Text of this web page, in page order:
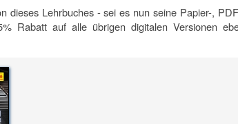
dieses Lehrbuches - sei es nun seine Papier-,
Rabatt auf alle übrigen digitalen Versionen